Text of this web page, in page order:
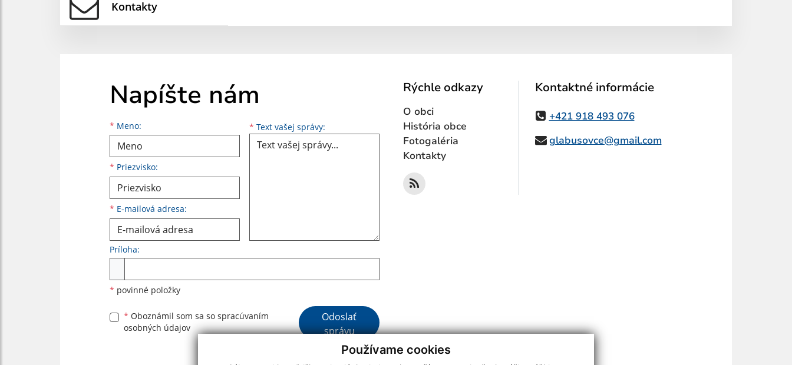
Používame cookies
Kontakty
Napíšte nám
* Meno:
Meno
* Priezvisko:
Priezvisko
* E-mailová adresa:
E-mailová adresa * Text vašej správy: Text vašej správy...
Príloha:
* povinné položky
* Oboznámil som sa so spracúvaním
osobných údajov
Google reCaptcha Response
Odoslať
správu
Rýchle odkazy
O obci
História obce
Fotogaléria
Kontakty
Kontaktné informácie
+421 918 493 076
glabusovce@gmail.com